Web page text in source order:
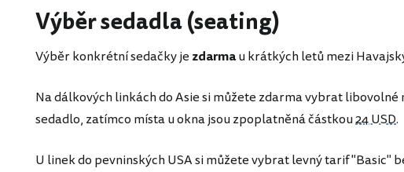
Výběr sedadla (seating)
Výběr konkrétní sedačky je zdarmau krátkých letů mezi
Na dálkových linkách do Asie si můžete zdarma vybrat
sedadlo, zatímco místa u okna jsou zpoplatněná částkou24 USD.
U linek do pevninských USA si můžete vybrat levný tarif "Basic"